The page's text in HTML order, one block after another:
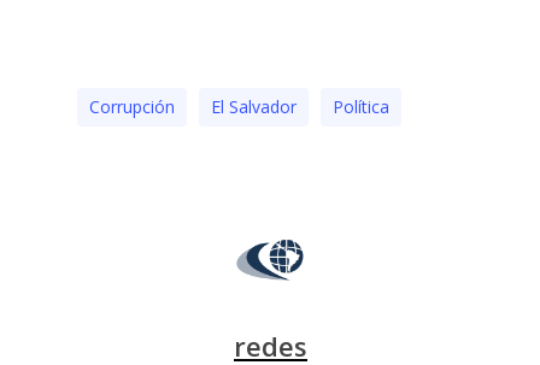
Corrupción El Salvador Polí­tica
redes